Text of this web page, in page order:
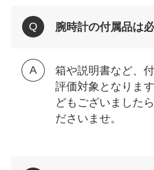
腕時計の付属品は
箱や説明書など、
評価対象となりま
どもございました
ださいませ。